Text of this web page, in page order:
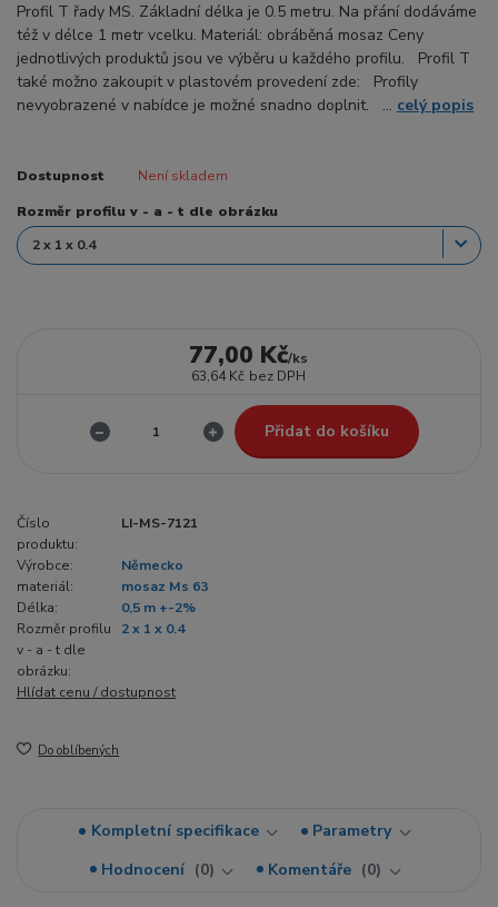
Profil T řady MS. Základní délka je 0.5 metru. Na přání dodáváme
též v délce 1 metr vcelku. Materiál: obráběná mosaz Ceny
jednotlivých produktů jsou ve výběru u každého profilu. Profil T
také možno zakoupit v plastovém provedení zde: Profily
nevyobrazené v nabídce je možné snadno doplnit. ... celý popis
Dostupnost Není skladem
Rozměr profilu v - a - t dle obrázku
77,00 Kč/ks
63,64 Kč bez DPH
Přidat do košíku
Číslo
produktu:
LI-MS-7121
Výrobce:
Německo
materiál:
mosaz Ms 63
Délka:
0,5 m +-2%
Rozměr profilu
v - a - t dle
obrázku:
2 x 1 x 0.4
Hlídat cenu / dostupnost
Do oblíbených
Kompletní specifikace
Parametry
Hodnocení
0 Komentáře 0